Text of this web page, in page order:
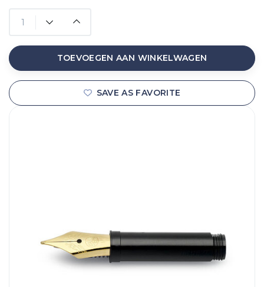
TOEVOEGEN AAN WINKELWAGEN
SAVE AS FAVORITE